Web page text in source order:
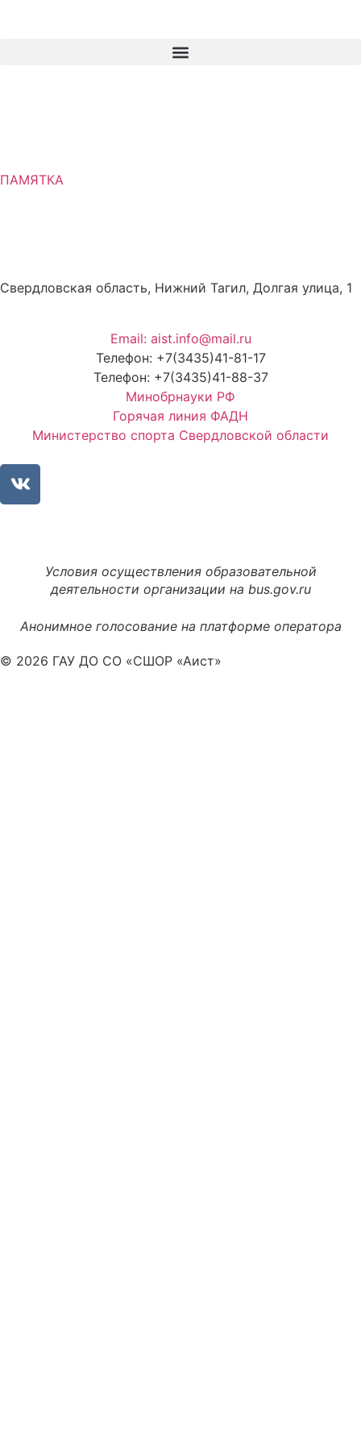
ПАМЯТКА
Свердловская область, Нижний Тагил, Долгая улица, 1
Email: aist.info@mail.ru
Телефон: +7(3435)41-81-17
Телефон: +7(3435)41-88-37
Минобрнауки РФ
Горячая линия ФАДН
Министерство спорта Свердловской области
Условия осуществления образовательной
деятельности организации на bus.gov.ru
Анонимное голосование на платформе оператора
© 2026 ГАУ ДО СО «СШОР «Аист»